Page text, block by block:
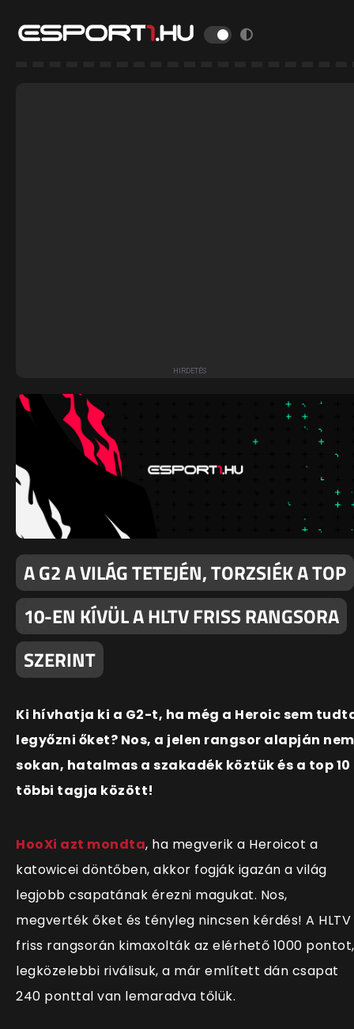
A G2 A VILÁG TETEJÉN, TORZSIÉK A TOP
10-EN KÍVÜL A HLTV FRISS RANGSORA
SZERINT
Ki hívhatja ki a G2-t, ha még a Heroic sem
legyőzni őket? Nos, a jelen rangsor alapján nem
sokan, hatalmas a szakadék köztük és a top 10
többi tagja között!
HooXi azt mondta, ha megverik a Heroicot a
katowicei döntőben, akkor fogják igazán a világ
legjobb csapatának érezni magukat. Nos,
megverték őket és tényleg nincsen kérdés! A HLTV
friss rangsorán kimaxolták az elérhető 1000 pontot,
legközelebbi riválisuk, a már említett dán csapat
240 ponttal van lemaradva tőlük.